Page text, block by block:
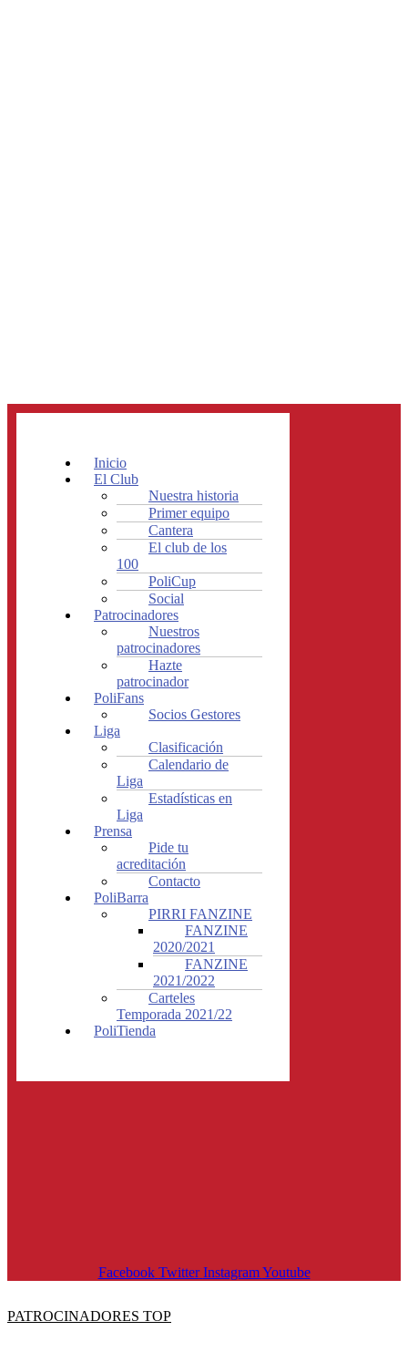
Inicio
El Club
Nuestra historia
Primer equipo
Cantera
El club de los
100
PoliCup
Social
Patrocinadores
Nuestros
patrocinadores
Hazte
patrocinador
PoliFans
Socios Gestores
Liga
Clasificación
Calendario de
Liga
Estadísticas en
Liga
Prensa
Pide tu
acreditación
Contacto
PoliBarra
PIRRI FANZINE
FANZINE
2020/2021
FANZINE
2021/2022
Carteles
Temporada 2021/22
PoliTienda
Facebook Twitter Instagram Youtube
PATROCINADORES TOP